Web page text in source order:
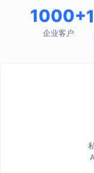
1000+
企业客户